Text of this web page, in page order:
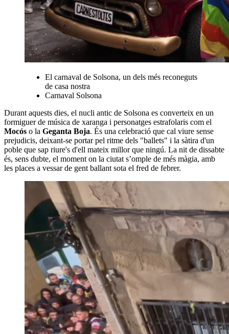
El carnaval de Solsona, un dels més reconeguts
de casa nostra
Carnaval Solsona
Durant aquests dies, el nucli antic de Solsona es converteix en un
formiguer de música de xaranga i personatges estrafolaris com el
Mocós o la Geganta Boja. És una celebració que cal viure sense
prejudicis, deixant-se portar pel ritme dels "ballets" i la sàtira d'un
poble que sap riure's d'ell mateix millor que ningú. La nit de dissabte
és, sens dubte, el moment on la ciutat s’omple de més màgia, amb
les places a vessar de gent ballant sota el fred de febrer.